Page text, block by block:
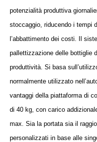
potenzialità produttiva
stoccaggio, riducendo i tempi
l’abbattimento dei costi. Il
pallettizzazione delle bottiglie
produttività. Si basa
normalmente utilizzato
vantaggi della piattaforma di
di 40 kg, con carico
max. Sia la portata sia il
personalizzati in base alle